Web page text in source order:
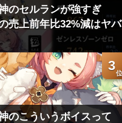
のセルランが強すぎ
売上前年比32%減はヤバ
3
のこういうボイスって